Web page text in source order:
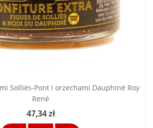
Solliès-Pont i orzechami Dauphiné Roy
René
Cena
47,34 zł